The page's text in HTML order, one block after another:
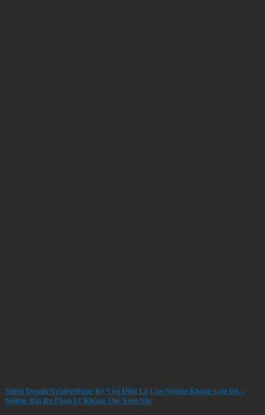
Nhiều Doanh Nghiệp Đăng Ký Vốn Điều Lệ Cao Nhưng Không Góp Đủ –
Những Rủi Ro Pháp Lý Không Thể Xem Nhẹ